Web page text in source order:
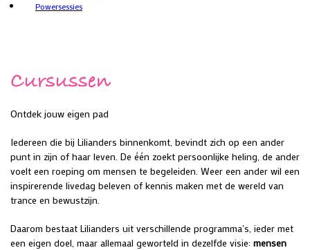
Powersessies
Cursussen
Ontdek jouw eigen pad
Iedereen die bij Lilianders binnenkomt, bevindt zich op een ander
punt in zijn of haar leven. De één zoekt persoonlijke heling, de ander
voelt een roeping om mensen te begeleiden. Weer een ander wil een
inspirerende livedag beleven of kennis maken met de wereld van
trance en bewustzijn.
Daarom bestaat Lilianders uit verschillende programma's, ieder met
een eigen doel, maar allemaal geworteld in dezelfde visie: mensen